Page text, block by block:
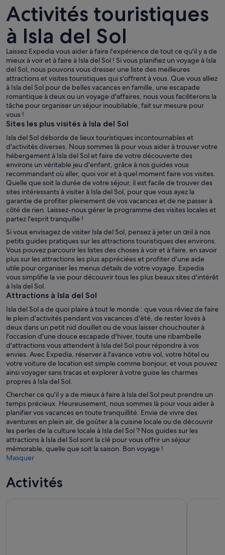
Un lac paisible avec des bateaux,
Activités touristiques
à Isla del Sol
Laissez Expedia vous aider à faire l'expérience de tout ce qu'il y a de
mieux à voir et à faire à Isla del Sol ! Si vous planifiez un voyage à Isla
del Sol, nous pouvons vous dresser une liste des meilleures
attractions et visites touristiques qui s'offrent à vous. Que vous alliez
à Isla del Sol pour de belles vacances en famille, une escapade
romantique à deux ou un voyage d'affaires, nous vous faciliterons la
tâche pour organiser un séjour inoubliable, fait sur mesure pour
vous !
Sites les plus visités à Isla del Sol
Isla del Sol déborde de lieux touristiques incontournables et
d'activités diverses. Nous sommes là pour vous aider à trouver votre
hébergement à Isla del Sol et faire de votre découverte des
environs un véritable jeu d'enfant, grâce à nos guides vous
recommandant où aller, quoi voir et à quel moment faire vos visites.
Quelle que soit la durée de votre séjour, il est facile de trouver des
sites intéressants à visiter à Isla del Sol, pour que vous ayez la
garantie de profiter pleinement de vos vacances et de ne passer à
côté de rien. Laissez-nous gérer le programme des visites locales et
partez l'esprit tranquille !
Si vous envisagez de visiter Isla del Sol, pensez à jeter un œil à nos
petits guides pratiques sur les attractions touristiques des environs.
Vous pouvez parcourir les listes des choses à voir et à faire, en savoir
plus sur les attractions les plus appréciées et profiter d'une aide
utile pour organiser les menus détails de votre voyage. Expedia
vous simplifie la vie pour découvrir tous les plus beaux sites d'intérêt
à Isla del Sol.
Attractions à Isla del Sol
Isla del Sol a de quoi plaire à tout le monde : que vous rêviez de faire
le plein d'activités pendant vos vacances d'été, de rester lovés à
deux dans un petit nid douillet ou de vous laisser chouchouter à
l'occasion d'une douce escapade d'hiver, toute une ribambelle
d'attractions vous attendent à Isla del Sol pour répondre à vos
envies. Avec Expedia, réserver à l'avance votre vol, votre hôtel ou
votre voiture de location est simple comme bonjour, et vous pouvez
ainsi voyager sans tracas et explorer à votre guise les charmes
propres à Isla del Sol.
Chercher ce qu'il y a de mieux à faire à Isla del Sol peut prendre un
temps précieux. Heureusement, nous sommes là pour vous aider à
planifier vos vacances en toute tranquillité. Envie de vivre des
aventures en plein air, de goûter à la cuisine locale ou de découvrir
les perles de la culture locale à Isla del Sol ? Nos guides sur les
attractions à Isla del Sol sont la clé pour vous offrir un séjour
mémorable, quelle que soit la saison. Bon voyage !
Masquer
Activités